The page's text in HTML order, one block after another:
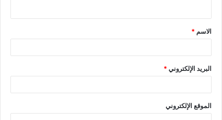
الاسم *
البريد الإلكتروني*
الموقع الإلكتروني